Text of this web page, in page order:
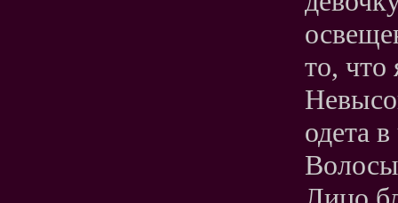
то, что
одета